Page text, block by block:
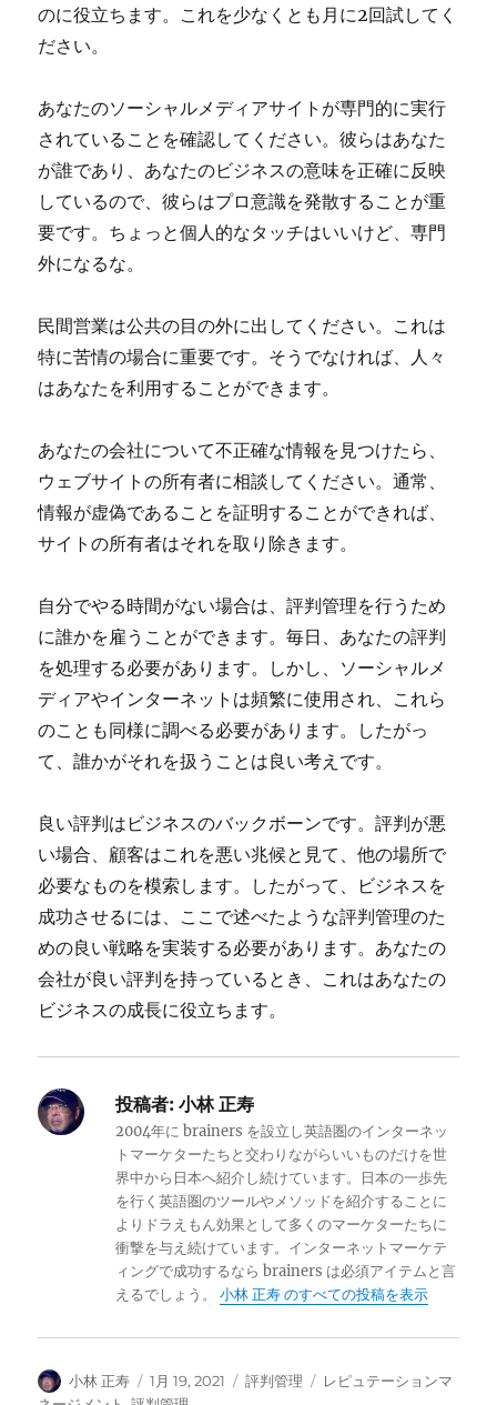
のに役立ちます。これを少なくとも月に2回試してく
ださい。
あなたのソーシャルメディアサイトが専門的に実行
されていることを確認してください。彼らはあなた
が誰であり、あなたのビジネスの意味を正確に反映
しているので、彼らはプロ意識を発散することが重
要です。ちょっと個人的なタッチはいいけど、専門
外になるな。
民間営業は公共の目の外に出してください。これは
特に苦情の場合に重要です。そうでなければ、人々
はあなたを利用することができます。
あなたの会社について不正確な情報を見つけたら、
ウェブサイトの所有者に相談してください。通常、
情報が虚偽であることを証明することができれば、
サイトの所有者はそれを取り除きます。
自分でやる時間がない場合は、評判管理を行うため
に誰かを雇うことができます。毎日、あなたの評判
を処理する必要があります。しかし、ソーシャルメ
ディアやインターネットは頻繁に使用され、これら
のことも同様に調べる必要があります。したがっ
て、誰かがそれを扱うことは良い考えです。
良い評判はビジネスのバックボーンです。評判が悪
い場合、顧客はこれを悪い兆候と見て、他の場所で
必要なものを模索します。したがって、ビジネスを
成功させるには、ここで述べたような評判管理のた
めの良い戦略を実装する必要があります。あなたの
会社が良い評判を持っているとき、これはあなたの
ビジネスの成長に役立ちます。
投稿者: 小林 正寿
2004年に brainers を設立し英語圏のインターネッ
トマーケターたちと交わりながらいいものだけを世
界中から日本へ紹介し続けています。日本の一歩先
を行く英語圏のツールやメソッドを紹介することに
よりドラえもん効果として多くのマーケターたちに
衝撃を与え続けています。インターネットマーケテ
ィングで成功するなら brainers は必須アイテムと言
えるでしょう。小林 正寿 のすべての投稿を表示
投
小林 正寿
投
1月 19, 2021
カ
評判管理
タ
レピュテーションマ